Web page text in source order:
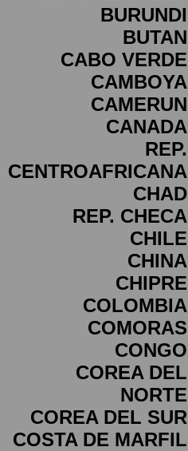
BURUNDI
BUTAN
CABO VERDE
CAMBOYA
CAMERUN
CANADA
REP.
CENTROAFRICANA
CHAD
REP. CHECA
CHILE
CHINA
CHIPRE
COLOMBIA
COMORAS
CONGO
COREA DEL
NORTE
COREA DEL SUR
COSTA DE MARFIL